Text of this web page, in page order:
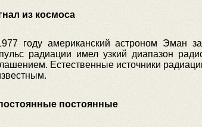
из космоса
году американский астроном Эман
радиации имел узкий диапазон
Естественные источники
постоянные